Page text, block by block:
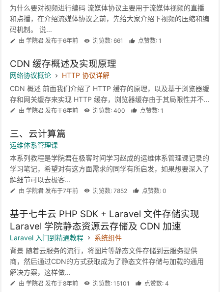
为什么要对视频进行编码 流媒体协议主要用于流媒体视频的直播
和点播，在介绍流媒体协议之前，先给大家介绍下视频的压缩和编
码机制。 说...
由 学院君 发布于6年前 浏览数: 661 点赞数: 1
CDN 缓存概述及实现原理
网络协议概论
HTTP 协议详解
CDN 概述 前面我们介绍了 HTTP 缓存的原理，以及基于浏览器缓
存和网关缓存来实现 HTTP 缓存，浏览器缓存由于其局限性并不...
由 学院君 发布于6年前 浏览数: 400 点赞数: 1
三、云计算篇
运维体系管理课
本系列教程是学院君在极客时间学习赵成的运维体系管理课记录的
学习笔记，希望对有这方面需求的同学有所启发，如果想要深入了
解细节可以去极客...
由 学院君 发布于7年前 浏览数: 7852 点赞数: 0
基于七牛云 PHP SDK + Laravel 文件存储实现
Laravel 学院静态资源云存储及 CDN 加速
Laravel 入门到精通教程
系统组件
背景 随着云服务的流行，将图片等静态文件存储到云服务提供
商，然后通过CDN的方式获取成为了静态文件存储与加载的通用
解决方案，这样做...
由 学院君 发布于8年前 浏览数: 15101 点赞数: 4